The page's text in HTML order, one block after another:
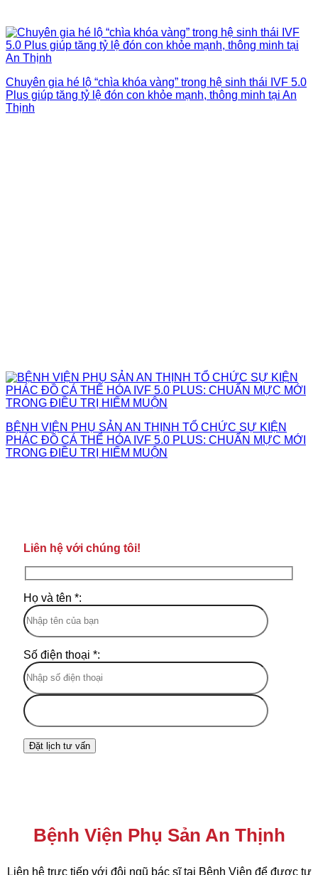
Chuyên gia hé lộ “chìa khóa vàng” trong hệ sinh thái IVF 5.0
Plus giúp tăng tỷ lệ đón con khỏe mạnh, thông minh tại An
Thịnh
BỆNH VIỆN PHỤ SẢN AN THỊNH TỔ CHỨC SỰ KIỆN
PHÁC ĐỒ CÁ THỂ HÓA IVF 5.0 PLUS: CHUẨN MỰC MỚI
TRONG ĐIỀU TRỊ HIẾM MUỘN
Liên hệ với chúng tôi!
Họ và tên *:
Số điện thoại *:
Bệnh Viện Phụ Sản An Thịnh
Liên hệ trực tiếp với đội ngũ bác sĩ tại Bệnh Viện để được tư